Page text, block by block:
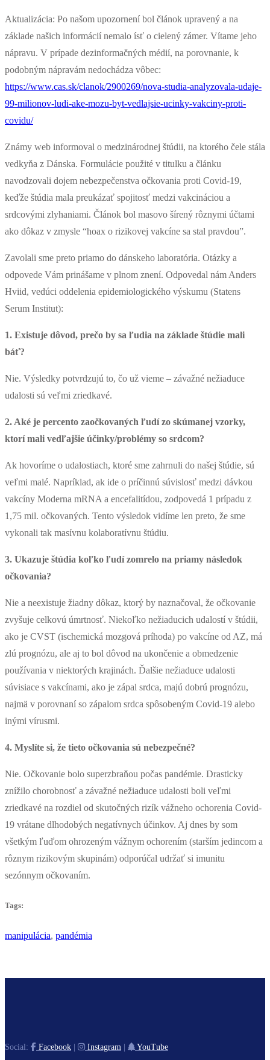
Aktualizácia: Po našom upozornení bol článok upravený a na
základe našich informácií nemalo ísť o cielený zámer. Vítame jeho
nápravu. V prípade dezinformačných médií, na porovnanie, k
podobným nápravám nedochádza vôbec:
https://www.cas.sk/clanok/2900269/nova-studia-analyzovala-udaje-
99-milionov-ludi-ake-mozu-byt-vedlajsie-ucinky-vakciny-proti-
covidu/
Známy web informoval o medzinárodnej štúdii, na ktorého čele stála
vedkyňa z Dánska. Formulácie použité v titulku a článku
navodzovali dojem nebezpečenstva očkovania proti Covid-19,
keďže štúdia mala preukázať spojitosť medzi vakcináciou a
srdcovými zlyhaniami. Článok bol masovo šírený rôznymi účtami
ako dôkaz v zmysle “hoax o rizikovej vakcíne sa stal pravdou”.
Zavolali sme preto priamo do dánskeho laboratória. Otázky a
odpovede Vám prinášame v plnom znení. Odpovedal nám Anders
Hviid, vedúci oddelenia epidemiologického výskumu (Statens
Serum Institut):
1. Existuje dôvod, prečo by sa ľudia na základe štúdie mali
báť?
Nie. Výsledky potvrdzujú to, čo už vieme – závažné nežiaduce
udalosti sú veľmi zriedkavé.
2. Aké je percento zaočkovaných ľudí zo skúmanej vzorky,
ktorí mali vedľajšie účinky/problémy so srdcom?
Ak hovoríme o udalostiach, ktoré sme zahrnuli do našej štúdie, sú
veľmi malé. Napríklad, ak ide o príčinnú súvislosť medzi dávkou
vakcíny Moderna mRNA a encefalitídou, zodpovedá 1 prípadu z
1,75 mil. očkovaných. Tento výsledok vidíme len preto, že sme
vykonali tak masívnu kolaboratívnu štúdiu.
3. Ukazuje štúdia koľko ľudí zomrelo na priamy následok
očkovania?
Nie a neexistuje žiadny dôkaz, ktorý by naznačoval, že očkovanie
zvyšuje celkovú úmrtnosť. Niekoľko nežiaducich udalostí v štúdii,
ako je CVST (ischemická mozgová príhoda) po vakcíne od AZ, má
zlú prognózu, ale aj to bol dôvod na ukončenie a obmedzenie
používania v niektorých krajinách. Ďalšie nežiaduce udalosti
súvisiace s vakcínami, ako je zápal srdca, majú dobrú prognózu,
najmä v porovnaní so zápalom srdca spôsobeným Covid-19 alebo
inými vírusmi.
4. Myslíte si, že tieto očkovania sú nebezpečné?
Nie. Očkovanie bolo superzbraňou počas pandémie. Drasticky
znížilo chorobnosť a závažné nežiaduce udalosti boli veľmi
zriedkavé na rozdiel od skutočných rizík vážneho ochorenia Covid-
19 vrátane dlhodobých negatívnych účinkov. Aj dnes by som
všetkým ľuďom ohrozeným vážnym ochorením (starším jedincom a
rôznym rizikovým skupinám) odporúčal udržať si imunitu
sezónnym očkovaním.
Tags:
manipulácia, pandémia
Social: Facebook Instagram YouTube